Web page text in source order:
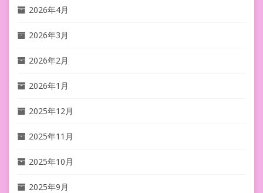
2026年4月
2026年3月
2026年2月
2026年1月
2025年12月
2025年11月
2025年10月
2025年9月